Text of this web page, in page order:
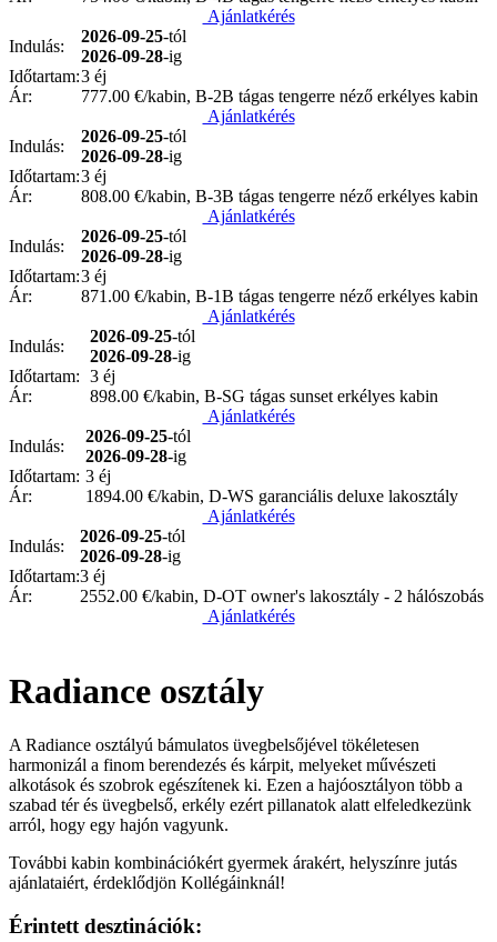
Ajánlatkérés
Indulás:
2026-09-25-tól
2026-09-28-ig
Időtartam:3 éj
Ár:
777.00 €/kabin, B-2B tágas tengerre néző erkélyes kabin
Ajánlatkérés
Indulás:
2026-09-25-tól
2026-09-28-ig
Időtartam:3 éj
Ár:
808.00 €/kabin, B-3B tágas tengerre néző erkélyes kabin
Ajánlatkérés
Indulás:
2026-09-25-tól
2026-09-28-ig
Időtartam:3 éj
Ár:
871.00 €/kabin, B-1B tágas tengerre néző erkélyes kabin
Ajánlatkérés
Indulás:
2026-09-25-tól
2026-09-28-ig
Időtartam: 3 éj
Ár:
898.00 €/kabin, B-SG tágas sunset erkélyes kabin
Ajánlatkérés
Indulás:
2026-09-25-tól
2026-09-28-ig
Időtartam: 3 éj
Ár:
1894.00 €/kabin, D-WS garanciális deluxe lakosztály
Ajánlatkérés
Indulás:
2026-09-25-tól
2026-09-28-ig
Időtartam:3 éj
Ár:
2552.00 €/kabin, D-OT owner's lakosztály - 2 hálószobás
Ajánlatkérés
Radiance osztály
A Radiance osztályú bámulatos üvegbelsőjével tökéletesen
harmonizál a finom berendezés és kárpit, melyeket művészeti
alkotások és szobrok egészítenek ki. Ezen a hajóosztályon több a
szabad tér és üvegbelső, erkély ezért pillanatok alatt elfeledkezünk
arról, hogy egy hajón vagyunk.
További kabin kombinációkért gyermek árakért, helyszínre jutás
ajánlataiért, érdeklődjön Kollégáinknál!
Érintett desztinációk: